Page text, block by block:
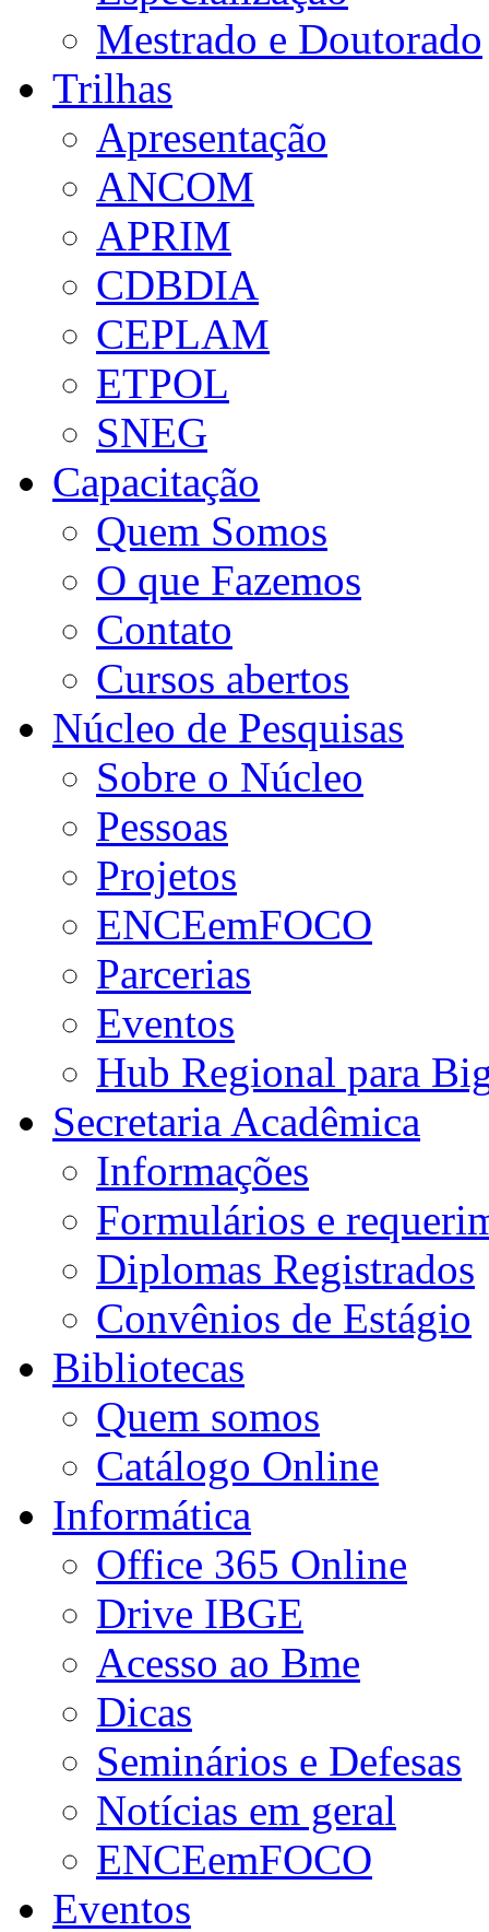
Mestrado e Doutorado
Trilhas
Apresentação
ANCOM
APRIM
CDBDIA
CEPLAM
ETPOL
SNEG
Capacitação
Quem Somos
O que Fazemos
Contato
Cursos abertos
Núcleo de Pesquisas
Sobre o Núcleo
Pessoas
Projetos
ENCEemFOCO
Parcerias
Eventos
Hub Regional para
Secretaria Acadêmica
Informações
Formulários e
Diplomas Registrados
Convênios de Estágio
Bibliotecas
Quem somos
Catálogo Online
Informática
Office 365 Online
Drive IBGE
Acesso ao Bme
Dicas
Seminários e Defesas
Notícias em geral
ENCEemFOCO
Eventos